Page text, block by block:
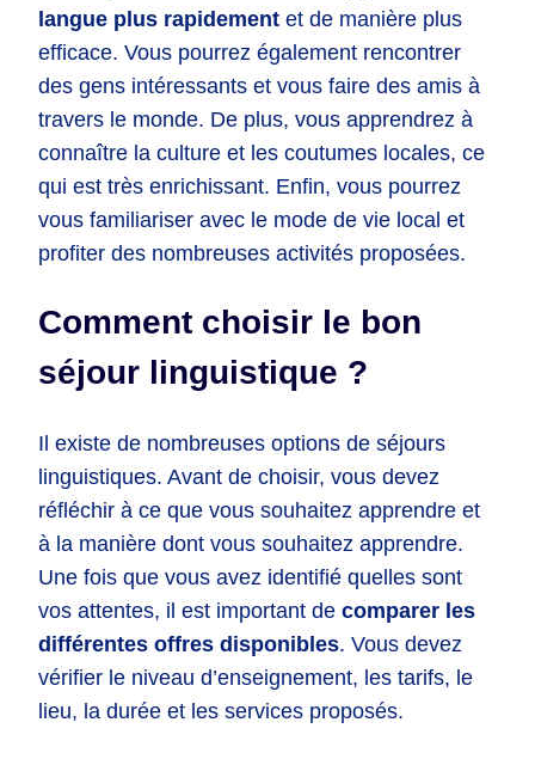
langue plus rapidement et de manière plus
efficace. Vous pourrez également rencontrer
des gens intéressants et vous faire des amis à
travers le monde. De plus, vous apprendrez à
connaître la culture et les coutumes locales, ce
qui est très enrichissant. Enfin, vous pourrez
vous familiariser avec le mode de vie local et
profiter des nombreuses activités proposées.
Comment choisir le bon
séjour linguistique ?
Il existe de nombreuses options de séjours
linguistiques. Avant de choisir, vous devez
réfléchir à ce que vous souhaitez apprendre et
à la manière dont vous souhaitez apprendre.
Une fois que vous avez identifié quelles sont
vos attentes, il est important de comparer les
différentes offres disponibles. Vous devez
vérifier le niveau d’enseignement, les tarifs, le
lieu, la durée et les services proposés.